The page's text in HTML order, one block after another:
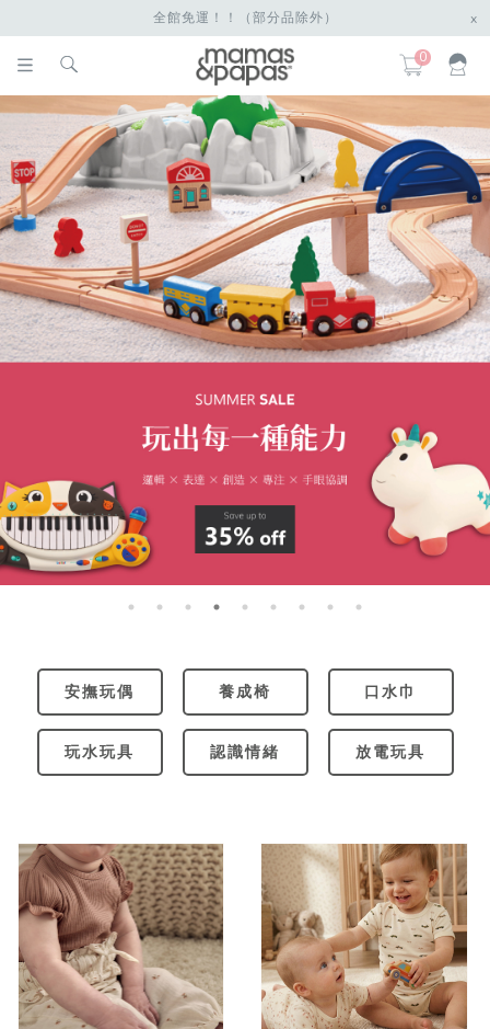
全館免運！！（部分品除外） x
0
安撫玩偶 養成椅 口水巾
玩水玩具 認識情緒 放電玩具